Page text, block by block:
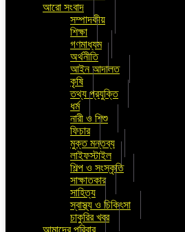
আরো সংবাদ
সম্পাদকীয়
শিক্ষা
গণমাধ্যম
অর্থনীতি
আইন আদালত
কৃষি
তথ্য প্রযুক্তি
ধর্ম
নারী ও শিশু
ফিচার
মুক্ত মন্তব্য
লাইফস্টাইল
শিল্প ও সংস্কৃতি
সাক্ষাতকার
সাহিত্য
স্বাস্থ্য ও চিকিৎসা
চাকুরির খবর
আমাদের পরিবার